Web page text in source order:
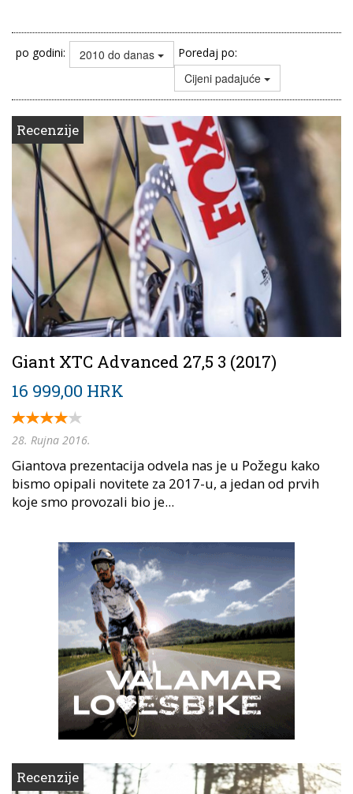
po godini: 2010 do danas Poredaj po:
Cijeni padajuće
Recenzije
Giant XTC Advanced 27,5 3 (2017)
16 999,00 HRK
28. Rujna 2016.
Giantova prezentacija odvela nas je u Požegu kako
bismo opipali novitete za 2017-u, a jedan od prvih
koje smo provozali bio je...
Recenzije